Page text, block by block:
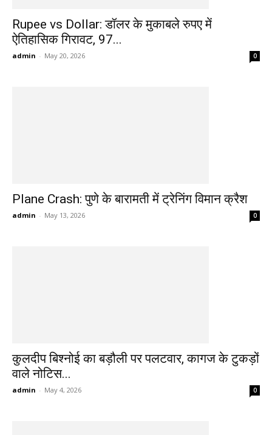
Rupee vs Dollar: डॉलर के मुकाबले रुपए में
ऐतिहासिक गिरावट, 97...
admin - May 20, 2026 0
Plane Crash: पुणे के बारामती में ट्रेनिंग विमान क्रैश
admin - May 13, 2026 0
कुलदीप बिश्नोई का बड़ौली पर पलटवार, कागज के टुकड़ों
वाले नोटिस...
admin - May 4, 2026 0